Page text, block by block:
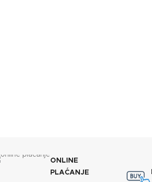
ONLINE
PLAĆANJE